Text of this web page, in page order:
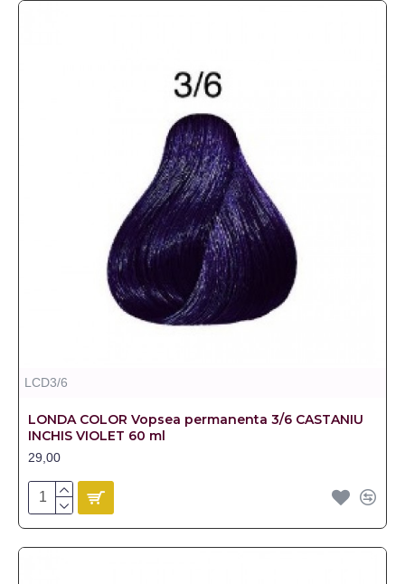
LCD3/6
LONDA COLOR Vopsea permanenta 3/6 CASTANIU
INCHIS VIOLET 60 ml
29,00